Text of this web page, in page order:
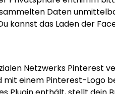
Daten
kannst das Laden der
Netzwerks Pinterest
einem Pinterest-Logo